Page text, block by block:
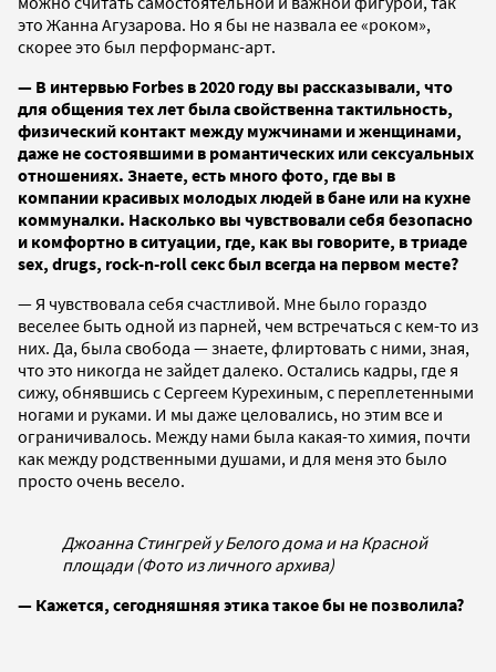
это Жанна Агузарова. Но я бы не назвала ее «роком»,
скорее это был перформанс-арт.
— В интервью Forbes в 2020 году вы рассказывали, что
для общения тех лет была свойственна тактильность,
физический контакт между мужчинами и женщинами,
даже не состоявшими в романтических или сексуальных
отношениях. Знаете, есть много фото, где вы в
компании красивых молодых людей в бане или на кухне
коммуналки. Насколько вы чувствовали себя безопасно
и комфортно в ситуации, где, как вы говорите, в триаде
sex, drugs, rock-n-roll секс был всегда на первом месте?
— Я чувствовала себя счастливой. Мне было гораздо
веселее быть одной из парней, чем встречаться с кем-то из
них. Да, была свобода — знаете, флиртовать с ними, зная,
что это никогда не зайдет далеко. Остались кадры, где я
сижу, обнявшись с Сергеем Курехиным, с переплетенными
ногами и руками. И мы даже целовались, но этим все и
ограничивалось. Между нами была какая-то химия, почти
как между родственными душами, и для меня это было
просто очень весело.
Джоанна Стингрей у Белого дома и на Красной
площади (Фото из личного архива)
— Кажется, сегодняшняя этика такое бы не позволила?